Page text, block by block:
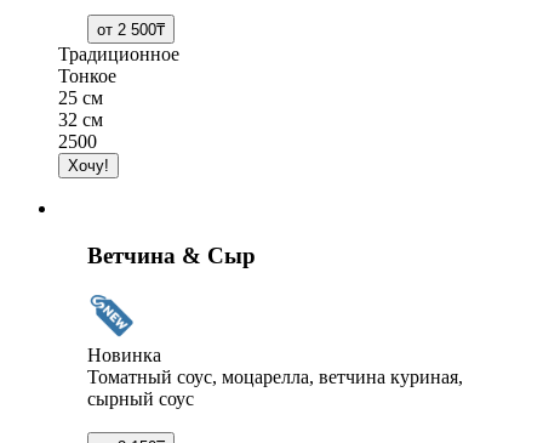
Традиционное
Тонкое
25 см
32 см
2500
Ветчина & Сыр
Новинка
Томатный соус, моцарелла, ветчина куриная,
сырный соус